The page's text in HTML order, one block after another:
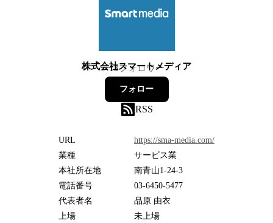
株式会社スマートメディア
13フォロワー
フォロー
RSS
URL
https://sma-media.com/
業種
サービス業
本社所在地
南青山1-24-3
電話番号
03-6450-5477
代表者名
品原 由衣
上場
未上場